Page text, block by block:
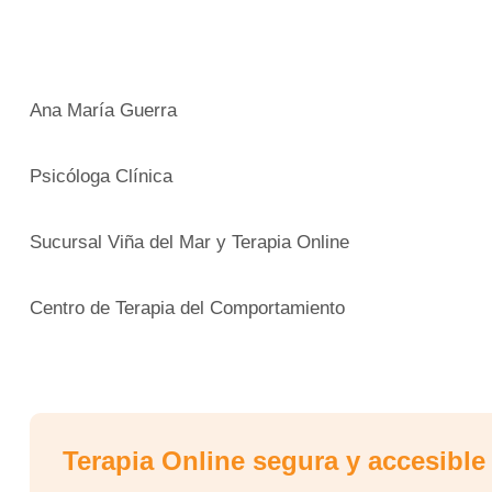
Ana María Guerra
Psicóloga Clínica
Sucursal Viña del Mar y Terapia Online
Centro de Terapia del Comportamiento
Terapia Online segura y